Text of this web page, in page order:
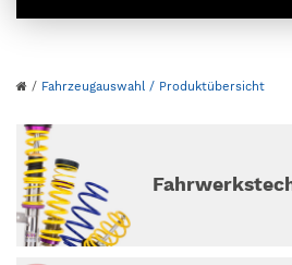
aus
weiter ohne
/ Fahrzeugauswahl / Produktübersicht